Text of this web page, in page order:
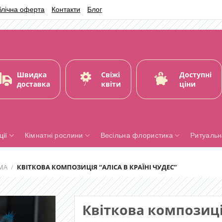
оферта Контакти Блог
Швидка
доставка
Свіжі
квіти
Доступні
ціни
Кімнатні рослини Весільна флористика
/ КВІТКОВА КОМПОЗИЦІЯ “АЛІСА В КРАЇНІ ЧУДЕС”
Квіткова